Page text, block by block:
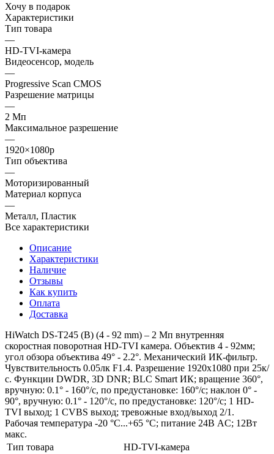
Хочу в подарок
Характеристики
Тип товара
—
HD-TVI-камера
Видеосенсор, модель
—
Progressive Scan CMOS
Разрешение матрицы
—
2 Мп
Максимальное разрешение
—
1920×1080p
Тип объектива
—
Моторизированный
Материал корпуса
—
Металл, Пластик
Все характеристики
Описание
Характеристики
Наличие
Отзывы
Как купить
Оплата
Доставка
HiWatch DS-T245 (B) (4 - 92 mm) – 2 Мп внутренняя
скоростная поворотная HD-TVI камера. Объектив 4 - 92мм;
угол обзора объектива 49° - 2.2°. Механический ИК-фильтр.
Чувствительность 0.05лк F1.4. Разрешение 1920х1080 при 25к/
с. Функции DWDR, 3D DNR; BLC Smart ИК; вращение 360°,
вручную: 0.1° - 160°/с, по предустановке: 160°/с; наклон 0° -
90°, вручную: 0.1° - 120°/с, по предустановке: 120°/с; 1 HD-
TVI выход; 1 CVBS выход; тревожные вход/выход 2/1.
Рабочая температура -20 °C...+65 °C; питание 24В AC; 12Вт
макс.
Тип товара
HD-TVI-камера